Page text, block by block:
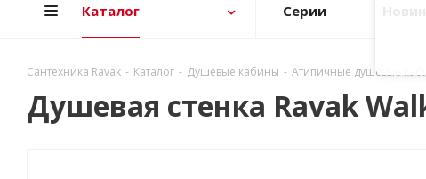
Каталог Серии
Сантехника Ravak - Каталог - Душевые кабины - Атипичные душевые
Душевая стенка Ravak